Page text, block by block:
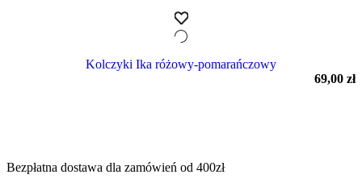
Kolczyki Ika różowy-pomarańczowy
69,00 zł
Bezpłatna dostawa dla zamówień od 400zł